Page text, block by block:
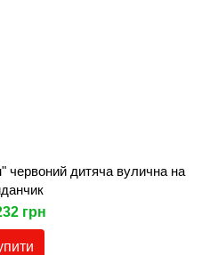
червоний дитяча вулична на
грн